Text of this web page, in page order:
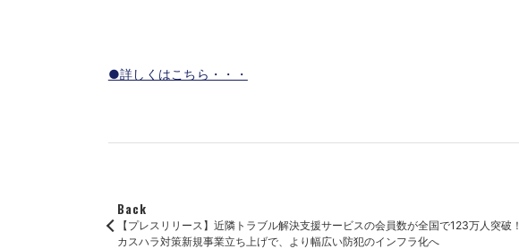
●詳しくはこちら・・・
Back
【プレスリリース】近隣トラブル解決支援サービスの会員数が全国で123万人突破！
カスハラ対策新規事業立ち上げで、より幅広い防犯のインフラ化へ